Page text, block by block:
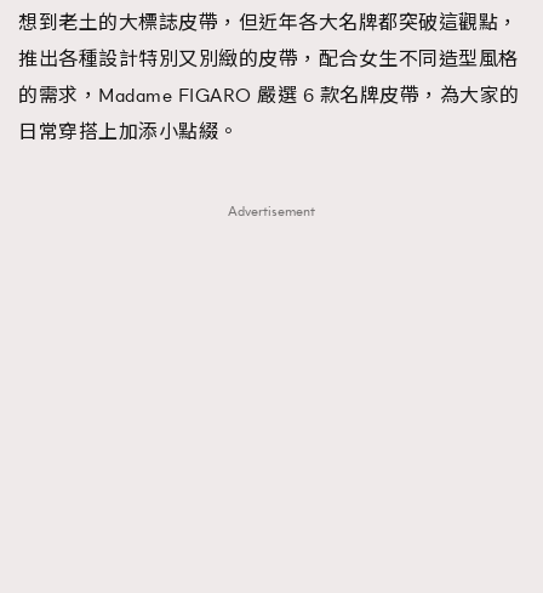
想到老土的大標誌皮帶，但近年各大名牌都突破這觀點，
推出各種設計特別又別緻的皮帶，配合女生不同造型風格
的需求，Madame FIGARO 嚴選 6 款名牌皮帶，為大家的
日常穿搭上加添小點綴。
Advertisement